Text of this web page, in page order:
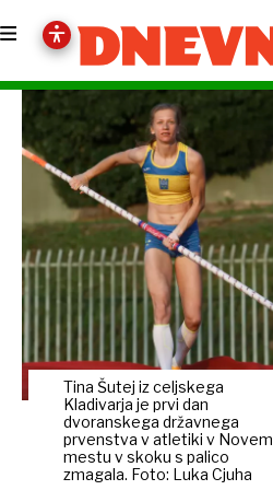
Tina Šutej iz celjskega
Kladivarja je prvi dan
dvoranskega državnega
prvenstva v atletiki v Novem
mestu v skoku s palico
zmagala. Foto: Luka Cjuha